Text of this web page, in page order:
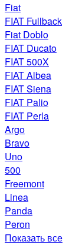
Fiat
FIAT Fullback
Fiat Doblo
FIAT Ducato
FIAT 500X
FIAT Albea
FIAT Siena
FIAT Palio
FIAT Perla
Argo
Bravo
Uno
500
Freemont
Linea
Panda
Peron
Показать все